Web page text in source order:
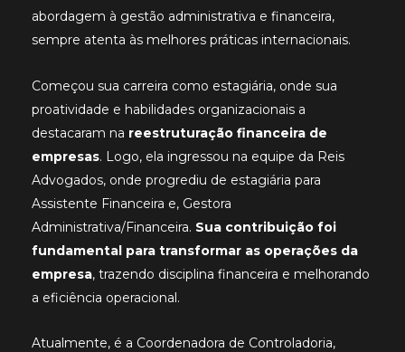
abordagem à gestão administrativa e financeira,
sempre atenta às melhores práticas internacionais.
Começou sua carreira como estagiária, onde sua
proatividade e habilidades organizacionais a
destacaram na reestruturação financeira de
empresas. Logo, ela ingressou na equipe da Reis
Advogados, onde progrediu de estagiária para
Assistente Financeira e, Gestora
Administrativa/Financeira. Sua contribuição foi
fundamental para transformar as operações da
empresa, trazendo disciplina financeira e melhorando
a eficiência operacional.
Atualmente, é a Coordenadora de Controladoria,